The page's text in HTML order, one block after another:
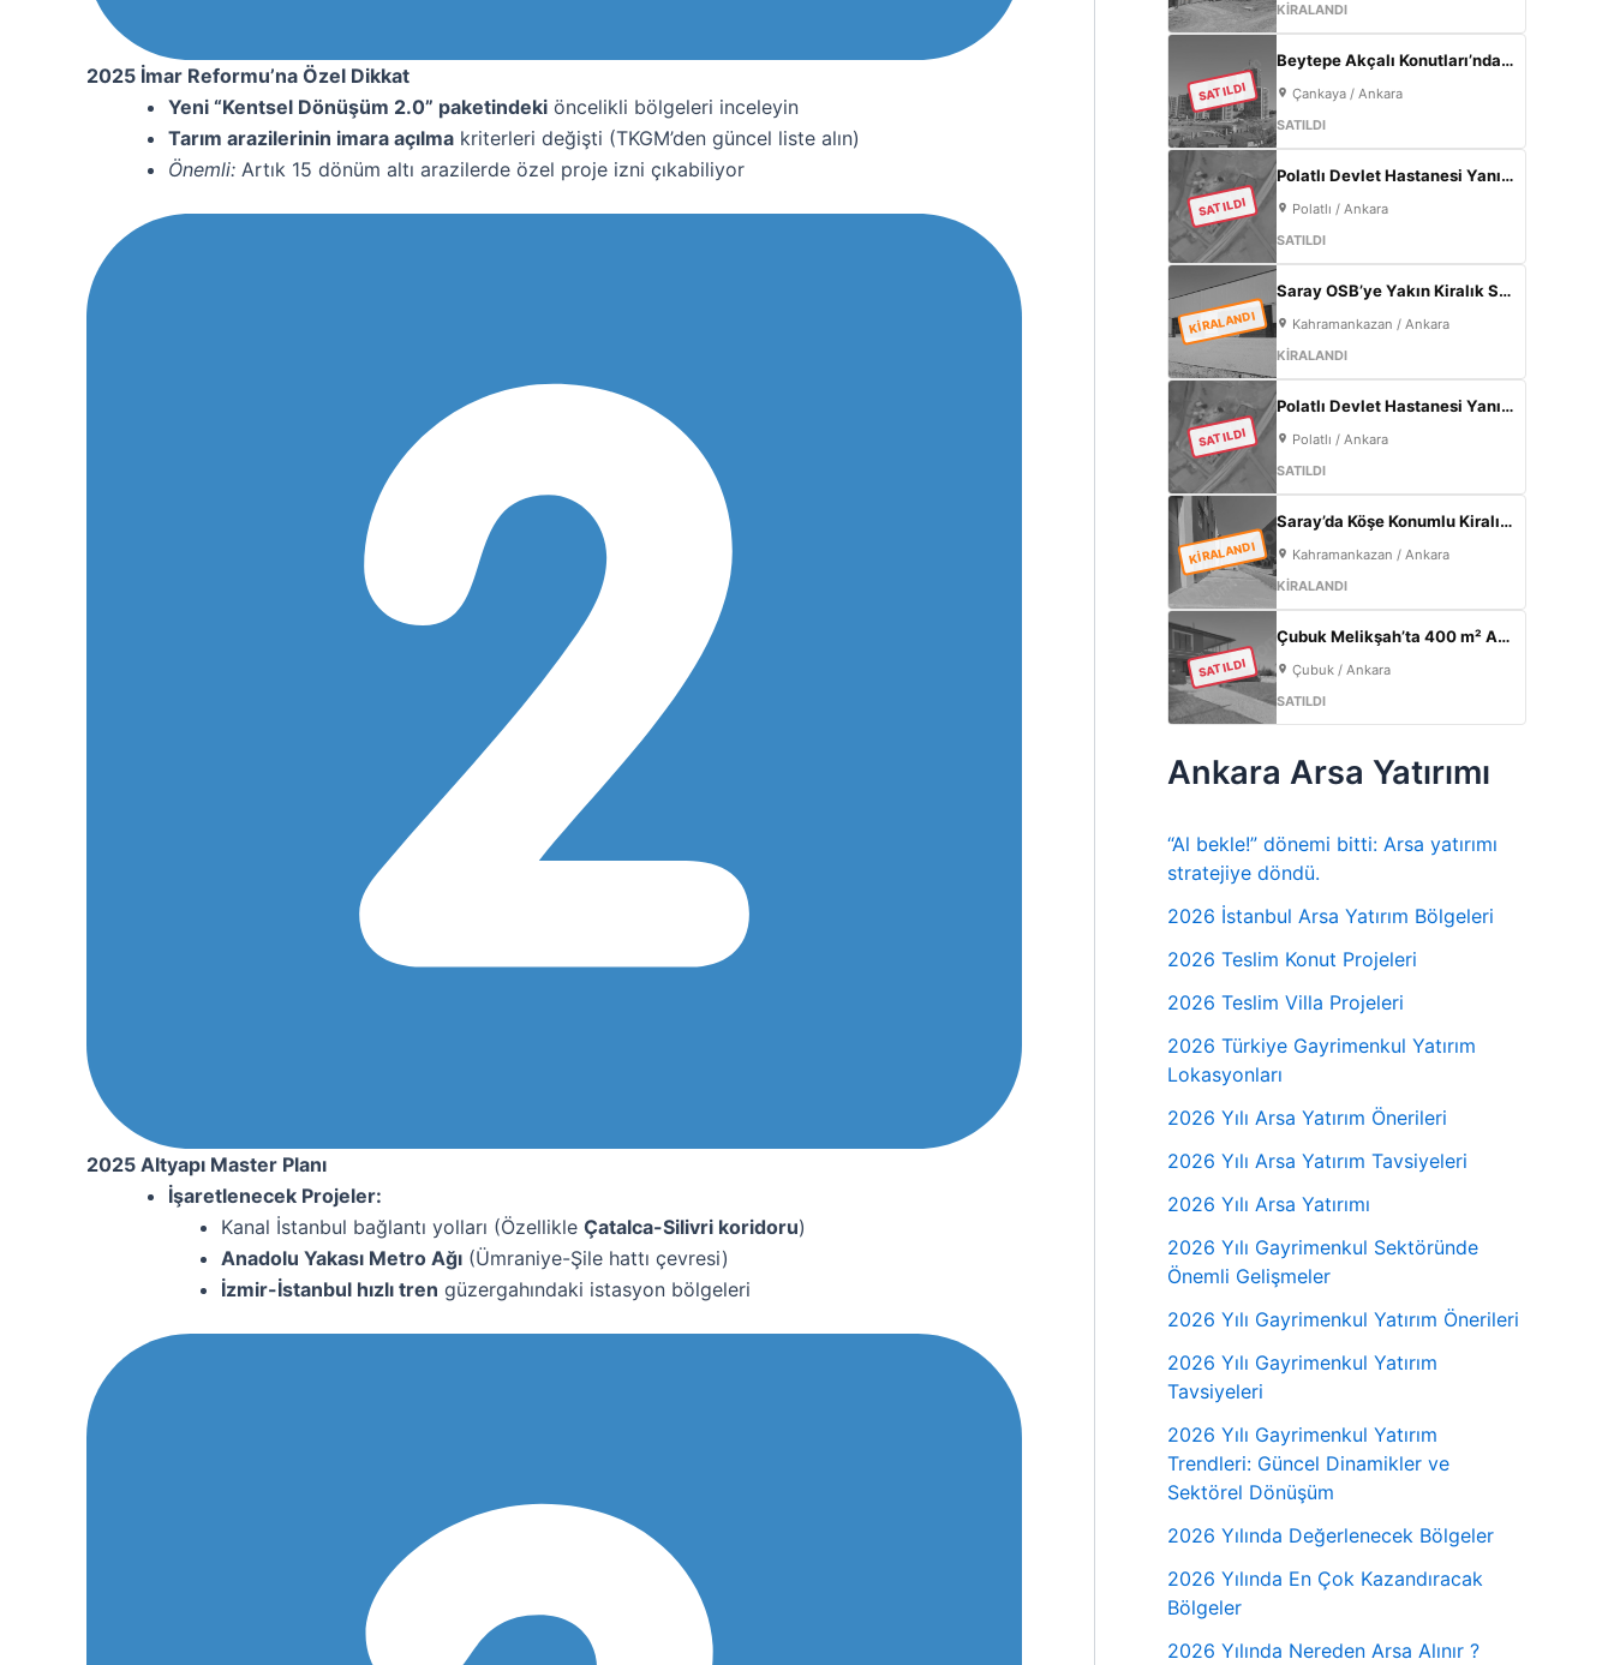
2025 İmar Reformu’na Özel Dikkat
Yeni “Kentsel Dönüşüm 2.0” paketindeki öncelikli bölgeleri inceleyin
Tarım arazilerinin imara açılma kriterleri değişti (TKGM’den güncel liste alın)
Önemli: Artık 15 dönüm altı arazilerde özel proje izni çıkabiliyor
2025 Altyapı Master Planı
İşaretlenecek Projeler:
Kanal İstanbul bağlantı yolları (Özellikle Çatalca-Silivri koridoru)
Anadolu Yakası Metro Ağı (Ümraniye-Şile hattı çevresi)
İzmir-İstanbul hızlı tren güzergahındaki istasyon bölgeleri
KİRALANDI
SATILDI
Beytepe Akçalı Konutları’nda 4+1, 165 m², Sıfır Lüks Daire | Site İçi, Otoparklı, Takasa Uygun
Çankaya / Ankara
SATILDI
SATILDI
Polatlı Devlet Hastanesi Yanı 57 m² | Eskişehir Yolu Cepheli | Ticari+Konut İmarlı Arsa
Polatlı / Ankara
SATILDI
KİRALANDI
Saray OSB’ye Yakın Kiralık Sıfır Fabrika | 500 m² Kapalı Alan | 60 kW Elektrik | Müstakil
Kahramankazan / Ankara
KİRALANDI
SATILDI
Polatlı Devlet Hastanesi Yanı 365 m² | Eskişehir Yolu Cepheli | Ticari+Konut İmarlı Arsa
Polatlı / Ankara
SATILDI
KİRALANDI
Saray’da Köşe Konumlu Kiralık Fabrika | 1000 m² Kapalı Alan | 3 Kat Ofis | 100 kW
Kahramankazan / Ankara
KİRALANDI
SATILDI
Çubuk Melikşah’ta 400 m² Arsa İçinde Sıfır 3+1 Müstakil Ev – Kaçırılmayacak Fırsat!
Çubuk / Ankara
SATILDI
Ankara Arsa Yatırımı
“Al bekle!” dönemi bitti: Arsa yatırımı
stratejiye döndü.
2026 İstanbul Arsa Yatırım Bölgeleri
2026 Teslim Konut Projeleri
2026 Teslim Villa Projeleri
2026 Türkiye Gayrimenkul Yatırım
Lokasyonları
2026 Yılı Arsa Yatırım Önerileri
2026 Yılı Arsa Yatırım Tavsiyeleri
2026 Yılı Arsa Yatırımı
2026 Yılı Gayrimenkul Sektöründe
Önemli Gelişmeler
2026 Yılı Gayrimenkul Yatırım Önerileri
2026 Yılı Gayrimenkul Yatırım
Tavsiyeleri
2026 Yılı Gayrimenkul Yatırım
Trendleri: Güncel Dinamikler ve
Sektörel Dönüşüm
2026 Yılında Değerlenecek Bölgeler
2026 Yılında En Çok Kazandıracak
Bölgeler
2026 Yılında Nereden Arsa Alınır ?